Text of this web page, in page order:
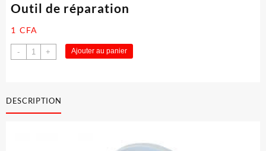
Outil de réparation
1 CFA
-
quantité
de
réparation
+ Ajouter au panier
DESCRIPTION